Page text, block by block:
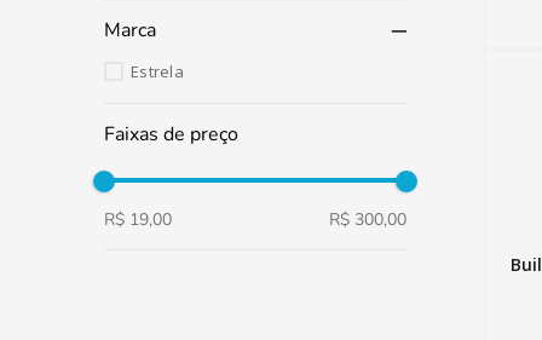
Marca
Estrela
Faixas de preço
R$ 19,00
R$ 300,00